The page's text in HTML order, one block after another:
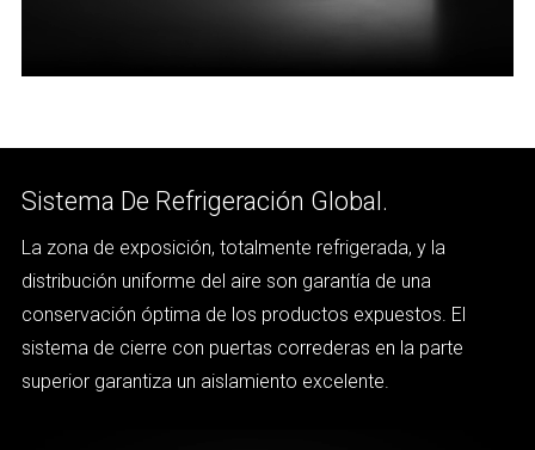
Sistema De Refrigeración Global.
La zona de exposición, totalmente refrigerada, y la
distribución uniforme del aire son garantía de una
conservación óptima de los productos expuestos. El
sistema de cierre con puertas correderas en la parte
superior garantiza un aislamiento excelente.